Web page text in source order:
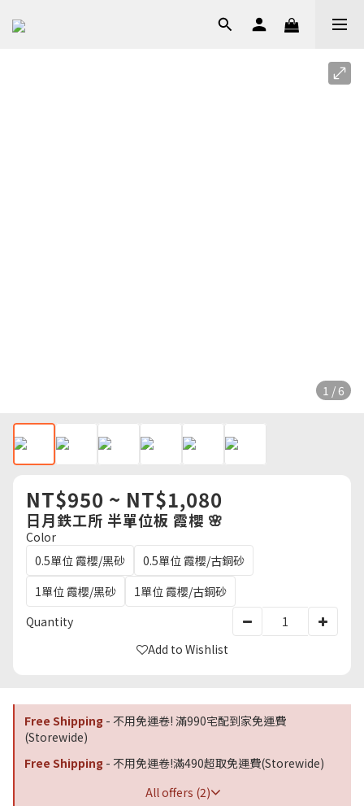
1 / 6
NT$950 ~ NT$1,080
日月鉄工所 半單位板 霞櫻 🌸
Color
0.5單位 霞櫻/黑砂
0.5單位 霞櫻/古銅砂
1單位 霞櫻/黑砂
1單位 霞櫻/古銅砂
Quantity
Add to Wishlist
Free Shipping - 不用免運卷! 滿990宅配到家免運費
(Storewide)
Free Shipping - 不用免運卷!滿490超取免運費(Storewide)
All offers (2)